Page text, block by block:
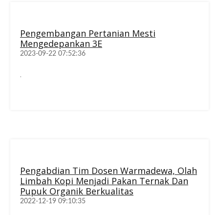
Pengembangan Pertanian Mesti
Mengedepankan 3E
2023-09-22 07:52:36
.
Pengabdian Tim Dosen Warmadewa, Olah
Limbah Kopi Menjadi Pakan Ternak Dan
Pupuk Organik Berkualitas
2022-12-19 09:10:35